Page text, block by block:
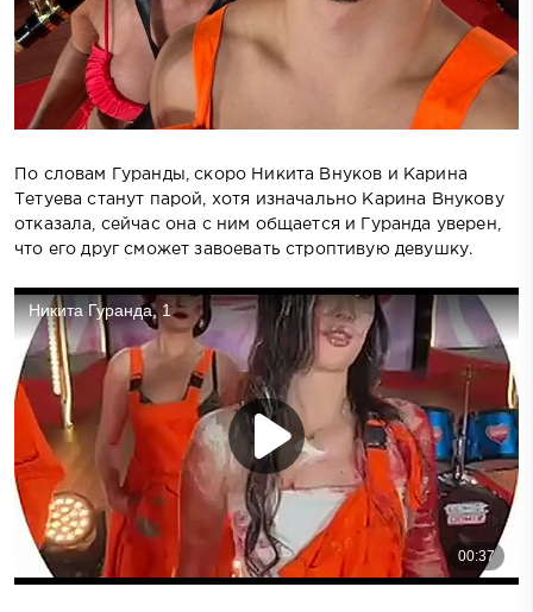
По словам Гуранды, скоро Никита Внуков и Карина
Тетуева станут парой, хотя изначально Карина Внукову
отказала, сейчас она с ним общается и Гуранда уверен,
что его друг сможет завоевать строптивую девушку.